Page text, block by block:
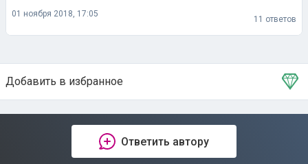
01 ноября 2018, 17:05
11 ответов
Добавить в избранное
Тема в избранном
Ответить автору